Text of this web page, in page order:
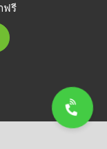
ฟรี